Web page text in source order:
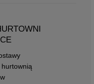
hurtownią